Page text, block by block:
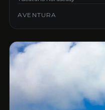
AVENTURA